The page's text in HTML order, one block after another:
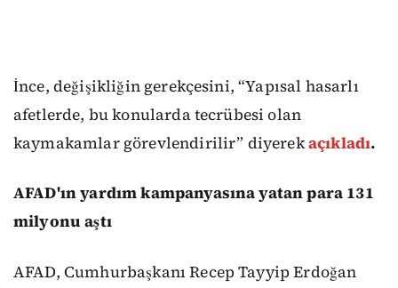
İnce, değişikliğin gerekçesini, “Yapısal hasarlı
afetlerde, bu konularda tecrübesi olan
kaymakamlar görevlendirilir” diyerekaçıkladı.
AFAD'ın yardım kampanyasına yatan para 131
milyonu aştı
AFAD, Cumhurbaşkanı Recep Tayyip Erdoğan